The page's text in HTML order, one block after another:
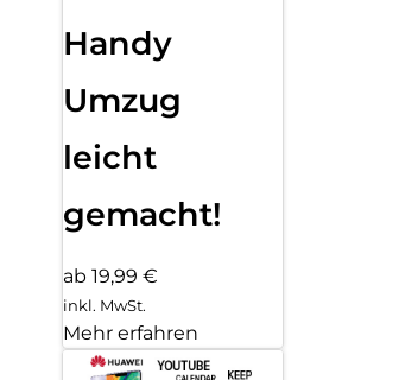
Handy
Umzug
leicht
gemacht!
ab 19,99 €
inkl. MwSt.
Mehr erfahren